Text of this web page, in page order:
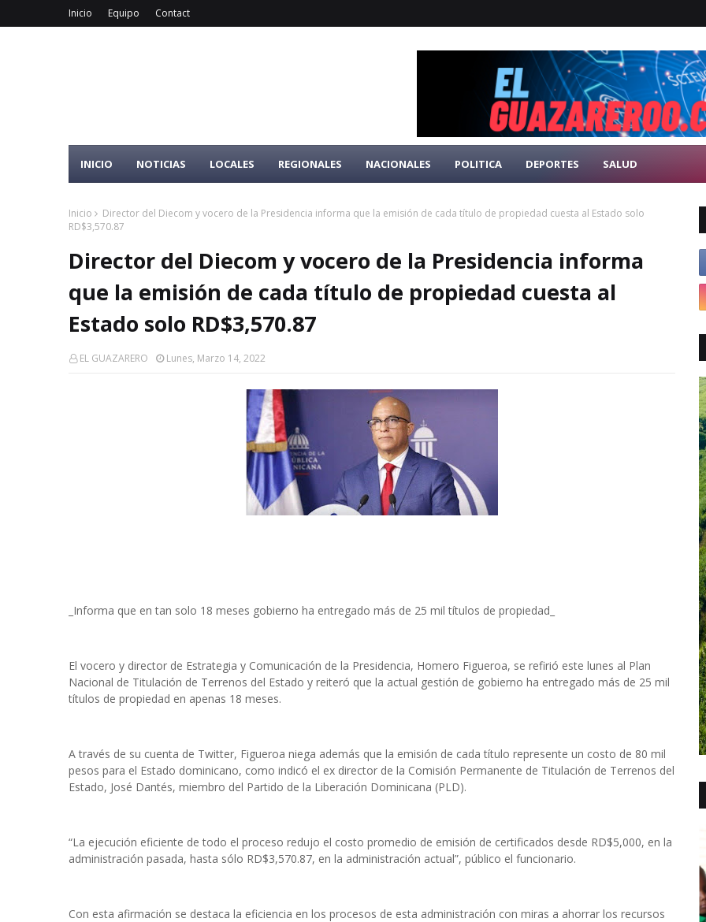
Inicio Equipo Contact
INICIO NOTICIAS LOCALES REGIONALES NACIONALES POLITICA DEPORTES SALUD
Inicio
Director del Diecom y vocero de la Presidencia informa que la emisión de cada título de propiedad cuesta al Estado solo
RD$3,570.87
Director del Diecom y vocero de la Presidencia informa
que la emisión de cada título de propiedad cuesta al
Estado solo RD$3,570.87
EL GUAZARERO Lunes, Marzo 14, 2022
_Informa que en tan solo 18 meses gobierno ha entregado más de 25 mil títulos de propiedad_
El vocero y director de Estrategia y Comunicación de la Presidencia, Homero Figueroa, se refirió este lunes al Plan
Nacional de Titulación de Terrenos del Estado y reiteró que la actual gestión de gobierno ha entregado más de 25 mil
títulos de propiedad en apenas 18 meses.
A través de su cuenta de Twitter, Figueroa niega además que la emisión de cada título represente un costo de 80 mil
pesos para el Estado dominicano, como indicó el ex director de la Comisión Permanente de Titulación de Terrenos del
Estado, José Dantés, miembro del Partido de la Liberación Dominicana (PLD).
“La ejecución eficiente de todo el proceso redujo el costo promedio de emisión de certificados desde RD$5,000, en la
administración pasada, hasta sólo RD$3,570.87, en la administración actual”, público el funcionario.
Con esta afirmación se destaca la eficiencia en los procesos de esta administración con miras a ahorrar los recursos